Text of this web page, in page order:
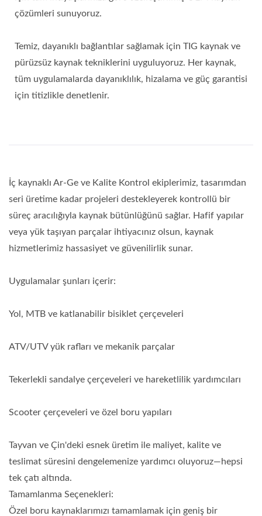
çözümleri sunuyoruz.
Temiz, dayanıklı bağlantılar sağlamak için TIG kaynak ve
pürüzsüz kaynak tekniklerini uyguluyoruz. Her kaynak,
tüm uygulamalarda dayanıklılık, hizalama ve güç garantisi
için titizlikle denetlenir.
İç kaynaklı Ar-Ge ve Kalite Kontrol ekiplerimiz, tasarımdan
seri üretime kadar projeleri destekleyerek kontrollü bir
süreç aracılığıyla kaynak bütünlüğünü sağlar. Hafif yapılar
veya yük taşıyan parçalar ihtiyacınız olsun, kaynak
hizmetlerimiz hassasiyet ve güvenilirlik sunar.
Uygulamalar şunları içerir:
Yol, MTB ve katlanabilir bisiklet çerçeveleri
ATV/UTV yük rafları ve mekanik parçalar
Tekerlekli sandalye çerçeveleri ve hareketlilik yardımcıları
Scooter çerçeveleri ve özel boru yapıları
Tayvan ve Çin'deki esnek üretim ile maliyet, kalite ve
teslimat süresini dengelemenize yardımcı oluyoruz—hepsi
tek çatı altında.
Tamamlanma Seçenekleri:
Özel boru kaynaklarımızı tamamlamak için geniş bir